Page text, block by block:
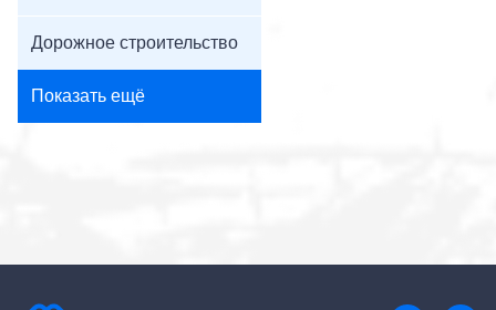
Дорожное строительство
Показать ещё